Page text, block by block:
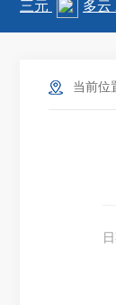
当前位